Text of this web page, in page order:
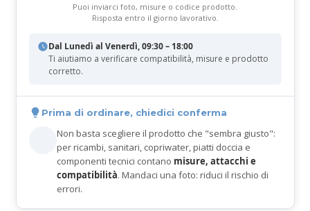
Puoi inviarci foto, misure o codice prodotto.
Risposta entro il giorno lavorativo.
Dal Lunedì al Venerdì, 09:30 – 18:00
Ti aiutiamo a verificare compatibilità, misure e prodotto
corretto.
Prima di ordinare, chiedici conferma
Non basta scegliere il prodotto che "sembra giusto":
per ricambi, sanitari, copriwater, piatti doccia e
componenti tecnici contano misure, attacchi e
compatibilità. Mandaci una foto: riduci il rischio di
errori.